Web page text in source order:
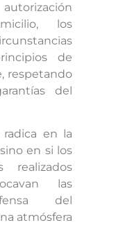
los
de
respetando
del
en la
en si los
realizados
las
del
atmósfera